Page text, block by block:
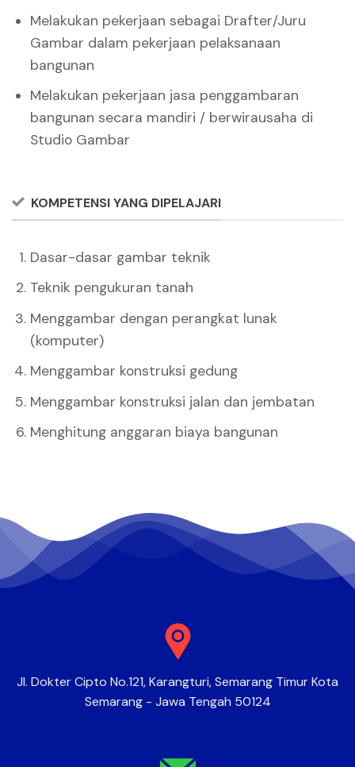
Melakukan pekerjaan sebagai Drafter/Juru
Gambar dalam pekerjaan pelaksanaan
bangunan
Melakukan pekerjaan jasa penggambaran
bangunan secara mandiri / berwirausaha di
Studio Gambar
KOMPETENSI YANG DIPELAJARI
Dasar-dasar gambar teknik
Teknik pengukuran tanah
Menggambar dengan perangkat lunak
(komputer)
Menggambar konstruksi gedung
Menggambar konstruksi jalan dan jembatan
Menghitung anggaran biaya bangunan
Jl. Dokter Cipto No.121, Karangturi, Semarang Timur Kota
Semarang - Jawa Tengah 50124